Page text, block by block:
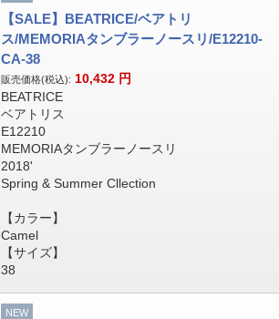
【SALE】BEATRICE/ベアトリ
ス/MEMORIAタンブラーノースリ/E12210-
CA-38
販売価格(税込): 10,432 円
BEATRICE
ベアトリス
E12210
MEMORIAタンブラーノースリ
2018'
Spring & Summer Cllection
【カラー】
Camel
【サイズ】
38
NEW